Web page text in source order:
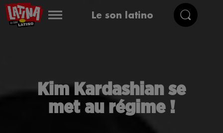
Le son latino
Kim Kardashian se
met au régime !